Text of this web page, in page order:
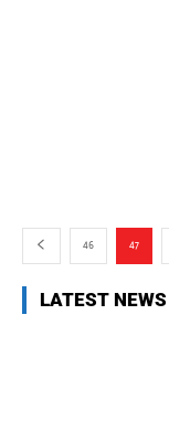
46 47
LATEST NEWS